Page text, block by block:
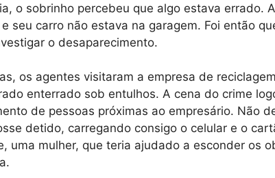
o sobrinho percebeu que algo estava errado.
seu carro não estava na garagem. Foi então
o desaparecimento.
os agentes visitaram a empresa de
enterrado sob entulhos. A cena do crime
de pessoas próximas ao empresário. Não
detido, carregando consigo o celular e o
uma mulher, que teria ajudado a esconder os